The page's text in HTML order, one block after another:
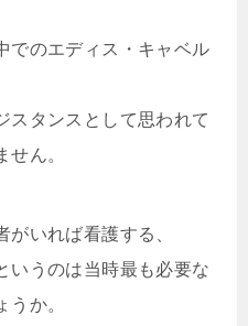
でのエディス・キャベル
スタンスとして思われて
せん。
がいれば看護する、
いうのは当時最も必要な
か。